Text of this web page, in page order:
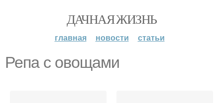
ДАЧНАЯ ЖИЗНЬ
главная новости статьи
Репа с овощами